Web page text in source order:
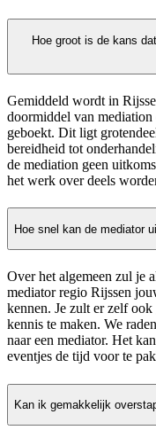
Hoe groot is de kans
Gemiddeld wordt in
doormiddel van mediation
geboekt. Dit ligt
bereidheid tot
de mediation geen
het werk over deels
Hoe snel kan de mediator
Over het algemeen zul je
mediator regio Rijssen
kennen. Je zult er zelf
kennis te maken. We
naar een mediator. Het
eventjes de tijd voor te
Kan ik gemakkelijk